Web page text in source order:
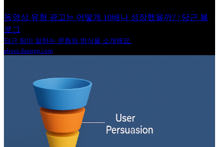
동영상 유형 광고는 어떻게 10배나 성장했을까? | 당근 블
로그
당근 팀이 일하는 문화와 방식을 소개해요.
about.daangn.com